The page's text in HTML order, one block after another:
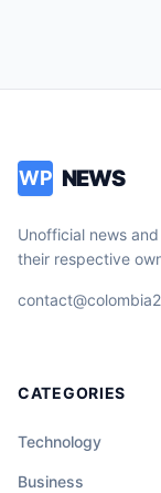
WP NEWS
Unofficial news
their respective
CATEGORIES
Technology
Business